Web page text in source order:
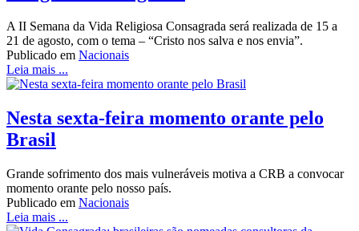
A II Semana da Vida Religiosa Consagrada será realizada de 15 a
21 de agosto, com o tema – “Cristo nos salva e nos envia”.
Publicado em Nacionais
Leia mais ...
Nesta sexta-feira momento orante pelo
Brasil
Grande sofrimento dos mais vulneráveis motiva a CRB a convocar
momento orante pelo nosso país.
Publicado em Nacionais
Leia mais ...